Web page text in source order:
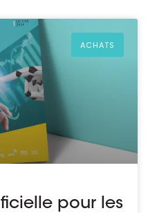
ACHATS
pour les